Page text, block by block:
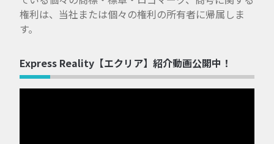
権利は、当社または個々の権利の所有者に帰属しま
す。
Express Reality【エクリア】紹介動画公開中！